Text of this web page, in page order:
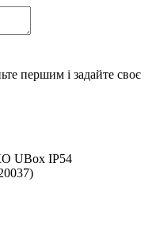
першим і задайте своє
UBox IP54